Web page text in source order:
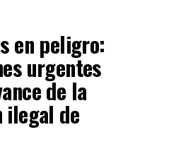
en peligro:
urgentes
de la
ilegal de